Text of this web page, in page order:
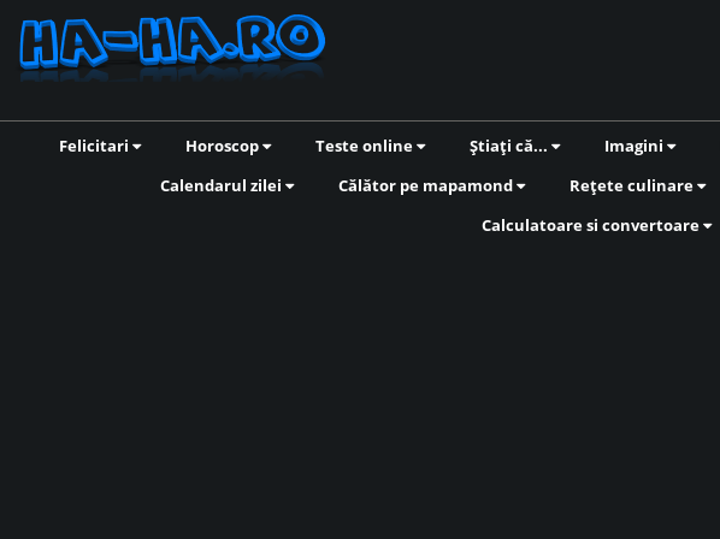
Felicitari Horoscop Teste online Știați că... Imagini
Calendarul zilei
Călător pe mapamond Rețete culinare
Calculatoare si convertoare